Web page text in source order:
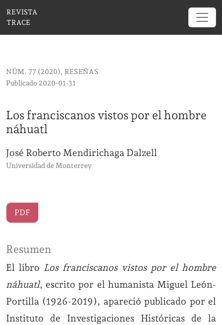
Los franciscanos vistos por el hombre náhuatl
REVISTA
TRACE
NÚM. 77 (2020), RESEÑAS
Los franciscanos vistos por el hombre
náhuatl
Publicado 2020-01-31
José Roberto Mendirichaga Dalzell
Universidad de Monterrey
PDF
Resumen
El libro Los franciscanos vistos por el hombre
náhuatl, escrito por el humanista Miguel León-
Portilla (1926-2019), apareció publicado por el
Instituto de Investigaciones Históricas de la